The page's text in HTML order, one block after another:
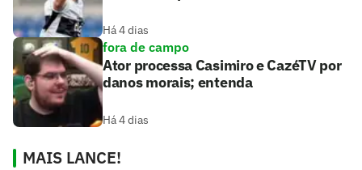
Há 4 dias
fora de campo
Ator processa Casimiro e CazéTV por
danos morais; entenda
Há 4 dias
MAIS LANCE!